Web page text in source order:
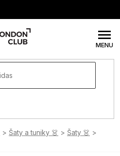
Šaty a tuniky 👗
Šaty 👗